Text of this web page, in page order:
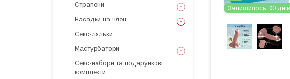
Залишилось 00 днів
Страпони
Насадки на член
Секс-ляльки
Мастурбатори
Секс-набори та подарункові
комплекти